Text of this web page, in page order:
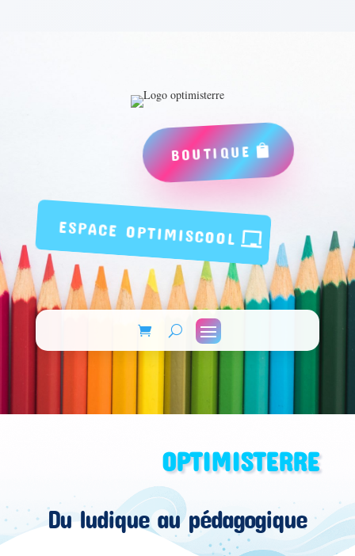
BOUTIQUE
ESPACE OPTIMISCOOL
OPTIMISTERRE
Du ludique au pédagogique